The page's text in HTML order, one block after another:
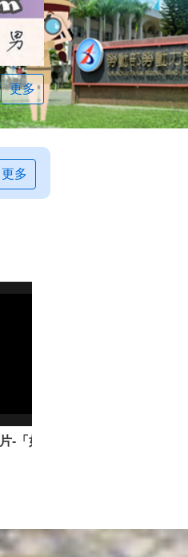
更多
更多
-「如何辨別新興毒品」